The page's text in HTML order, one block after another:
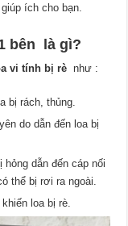
ích cho bạn.
bên là gì?
vi tính bị rè như :
bị rách, thủng.
do dẫn đến loa bị
dẫn đến cáp nối
thể bị rơi ra ngoài.
loa bị rè.